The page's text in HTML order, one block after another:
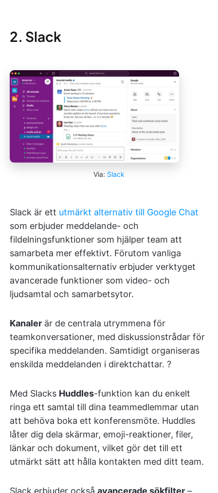
2. Slack
Via: Slack
Slack är ett utmärkt alternativ till Google Chat
som erbjuder meddelande- och
fildelningsfunktioner som hjälper team att
samarbeta mer effektivt. Förutom vanliga
kommunikationsalternativ erbjuder verktyget
avancerade funktioner som video- och
ljudsamtal och samarbetsytor.
Kanaler är de centrala utrymmena för
teamkonversationer, med diskussionstrådar för
specifika meddelanden. Samtidigt organiseras
enskilda meddelanden i direktchattar. ?
Med Slacks Huddles-funktion kan du enkelt
ringa ett samtal till dina teammedlemmar utan
att behöva boka ett konferensmöte. Huddles
låter dig dela skärmar, emoji-reaktioner, filer,
länkar och dokument, vilket gör det till ett
utmärkt sätt att hålla kontakten med ditt team.
Slack erbjuder också avancerade sökfilter –